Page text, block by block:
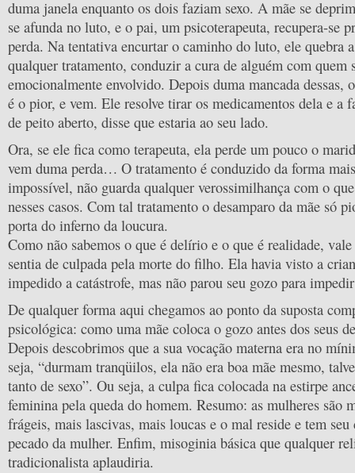
duma janela enquanto os dois faziam sexo. A mãe se
se afunda no luto, e o pai, um psicoterapeuta, recupera-se
perda. Na tentativa encurtar o caminho do luto, ele quebra
qualquer tratamento, conduzir a cura de alguém com quem
emocionalmente envolvido. Depois duma mancada dessas,
é o pior, e vem. Ele resolve tirar os medicamentos dela e a
de peito aberto, disse que estaria ao seu lado.
Ora, se ele fica como terapeuta, ela perde um pouco o
vem duma perda… O tratamento é conduzido da forma
impossível, não guarda qualquer verossimilhança com o
nesses casos. Com tal tratamento o desamparo da mãe só
porta do inferno da loucura.
Como não sabemos o que é delírio e o que é realidade,
sentia de culpada pela morte do filho. Ela havia visto a
impedido a catástrofe, mas não parou seu gozo para
De qualquer forma aqui chegamos ao ponto da suposta
psicológica: como uma mãe coloca o gozo antes dos seus
Depois descobrimos que a sua vocação materna era no
seja, “durmam tranqüilos, ela não era boa mãe mesmo,
tanto de sexo”. Ou seja, a culpa fica colocada na estirpe
feminina pela queda do homem. Resumo: as mulheres são
frágeis, mais lascivas, mais loucas e o mal reside e tem seu
pecado da mulher. Enfim, misoginia básica que qualquer
tradicionalista aplaudiria.